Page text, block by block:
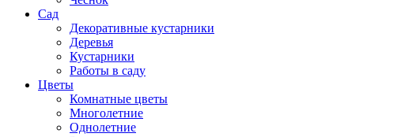
Сад
Декоративные кустарники
Деревья
Кустарники
Работы в саду
Цветы
Комнатные цветы
Многолетние
Однолетние